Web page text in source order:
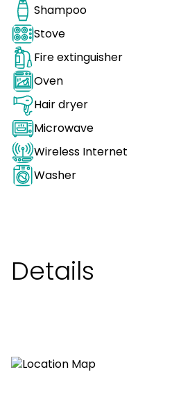
Shampoo
Stove
Fire extinguisher
Oven
Hair dryer
Microwave
Wireless Internet
Washer
Details